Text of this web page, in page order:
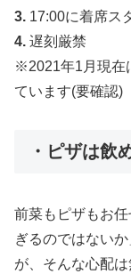
3. 17:00に着席ス
4. 遅刻厳禁
※2021年1月現在
ています(要確認)
・ピザは飲
前菜もピザもお
ぎるのではない
が、そんな心配